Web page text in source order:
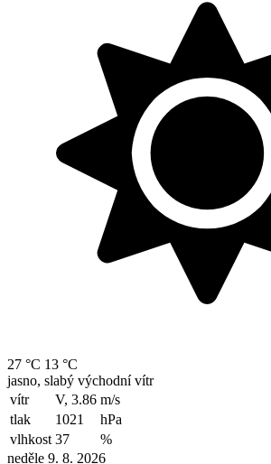
27 °C 13 °C
jasno, slabý východní vítr
vítr
V, 3.86 m/s
tlak
1021
hPa
vlhkost 37
%
neděle 9. 8. 2026